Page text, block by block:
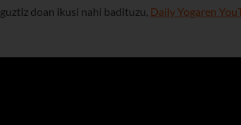
doan ikusi nahi badituzu, Daily Yogaren